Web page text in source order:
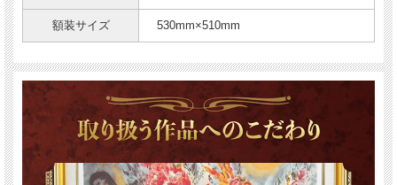
額装サイズ 530mm×510mm